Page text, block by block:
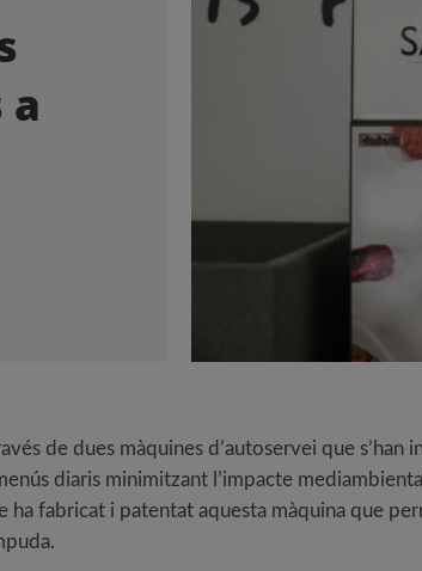
a
de dues màquines d’autoservei que s’han
diaris minimitzant l’impacte
fabricat i patentat aquesta màquina que